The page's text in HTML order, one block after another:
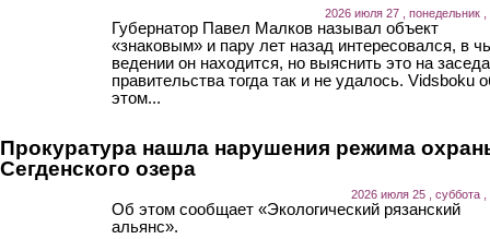
2026 июля 27 , понедельник ,
Губернатор Павел Малков называл объект
«знаковым» и пару лет назад интересовался, в
ведении он находится, но выяснить это на
правительства тогда так и не удалось. Vidsboku
этом...
Прокуратура нашла нарушения режима
Сегденского озера
2026 июля 25 , суббота ,
Об этом сообщает «Экологический рязанский
альянс».